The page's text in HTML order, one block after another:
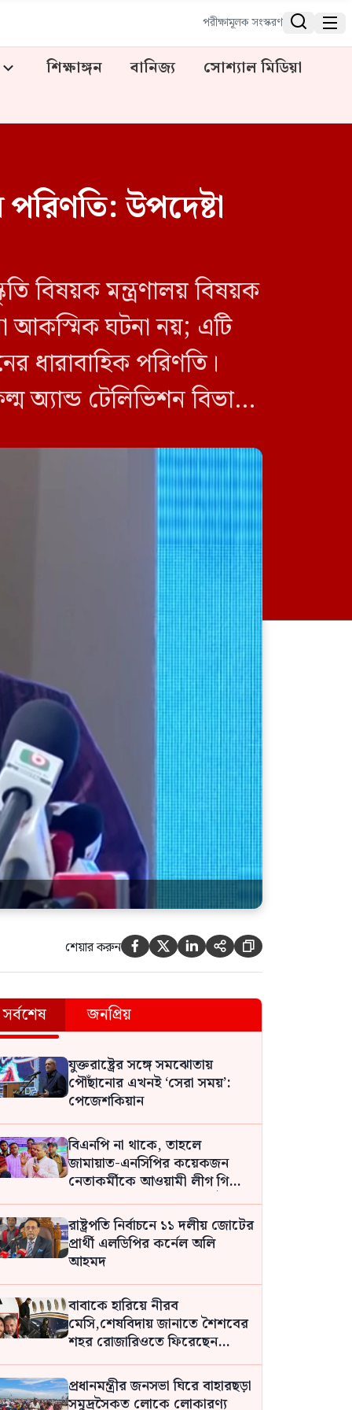
পরীক্ষামূলক সংস্করণ  
শিক্ষাঙ্গন বানিজ্য
সোশ্যাল মিডিয়া
উপদেষ্টা
বিষয়ক মন্ত্রণালয় বিষয়ক
আকস্মিক ঘটনা নয়; এটি
ধারাবাহিক পরিণতি।
অ্যান্ড টেলিভিশন বিভাগ
শেয়ার করুন     
সর্বশেষ জনপ্রিয়
যুক্তরাষ্ট্রের সঙ্গে সমঝোতায়
পৌঁছানোর এখনই ‘সেরা সময়’:
পেজেশকিয়ান
বিএনপি না থাকে, তাহলে
জামায়াত-এনসিপির কয়েকজন
নেতাকর্মীকে আওয়ামী লীগ গিলে
খেয়ে ফেলবে: মো. শহিদুল ইসলাম
রাষ্ট্রপতি নির্বাচনে ১১ দলীয় জোটের
প্রার্থী এলডিপির কর্নেল অলি
আহমদ
বাবাকে হারিয়ে নীরব
মেসি,শেষবিদায় জানাতে শৈশবের
শহর রোজারিওতে ফিরেছেন
লিওনেল মেসি
প্রধানমন্ত্রীর জনসভা ঘিরে বাহারছড়া
সমুদ্রসৈকত লোকে লোকারণ্য